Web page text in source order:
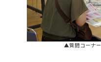
▲質問コーナー